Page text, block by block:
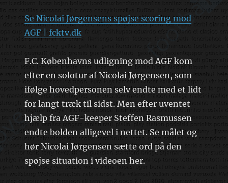
Se Nicolai Jørgensens spøjse scoring mod
AGF | fcktv.dk
F.C. Københavns udligning mod AGF kom
efter en solotur af Nicolai Jørgensen, som
ifølge hovedpersonen selv endte med et lidt
for langt træk til sidst. Men efter uventet
hjælp fra AGF-keeper Steffen Rasmussen
endte bolden alligevel i nettet. Se målet og
hør Nicolai Jørgensen sætte ord på den
spøjse situation i videoen her.